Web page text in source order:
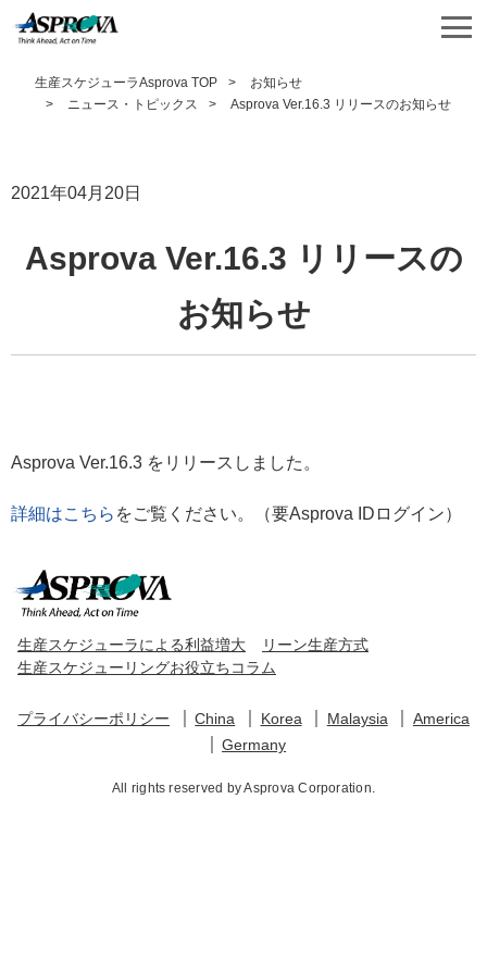
生産スケジューラAsprova TOP
お知らせ
ニュース・トピックス
Asprova Ver.16.3 リリースのお知らせ
2021年04月20日
Asprova Ver.16.3 リリースの
お知らせ
Asprova Ver.16.3 をリリースしました。
詳細はこちら をご覧ください。（要Asprova IDログイン）
生産スケジューラによる利益増大
リーン生産方式
生産スケジューリングお役立ちコラム
プライバシーポリシー China Korea Malaysia
America
Germany
All rights reserved by Asprova Corporation.